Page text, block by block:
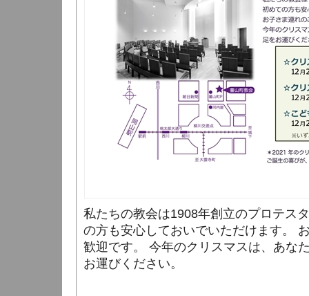
私たちの教会は1908年創立のプロテス
の方も安心しておいでいただけます。
歓迎です。 今年のクリスマスは、あな
お運びください。